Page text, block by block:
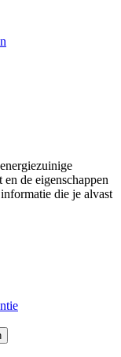
de eigenschappen
die je alvast